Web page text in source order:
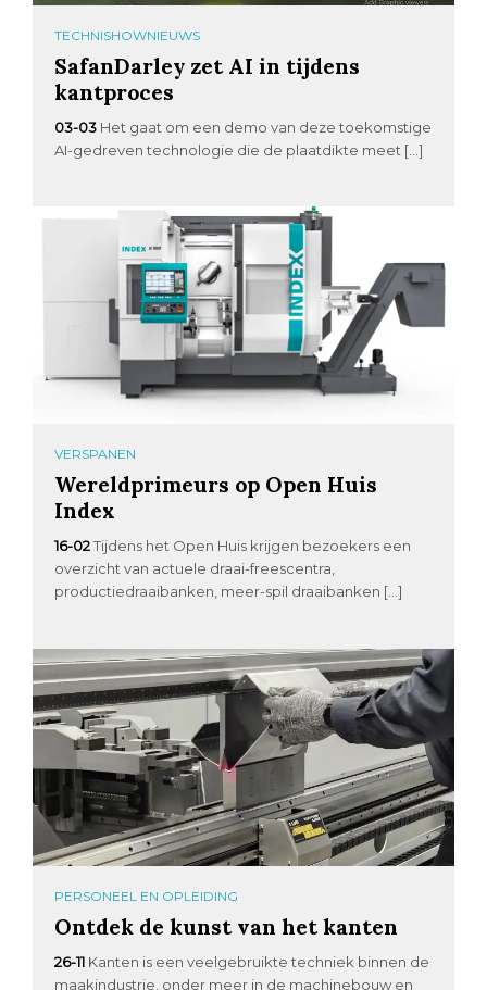
TECHNISHOWNIEUWS
SafanDarley zet AI in tijdens
kantproces
03-03 Het gaat om een demo van deze toekomstige
AI-gedreven technologie die de plaatdikte meet […]
VERSPANEN
Wereldprimeurs op Open Huis
Index
16-02 Tijdens het Open Huis krijgen bezoekers een
overzicht van actuele draai-freescentra,
productiedraaibanken, meer-spil draaibanken […]
PERSONEEL EN OPLEIDING
Ontdek de kunst van het kanten
26-11 Kanten is een veelgebruikte techniek binnen de
maakindustrie, onder meer in de machinebouw en